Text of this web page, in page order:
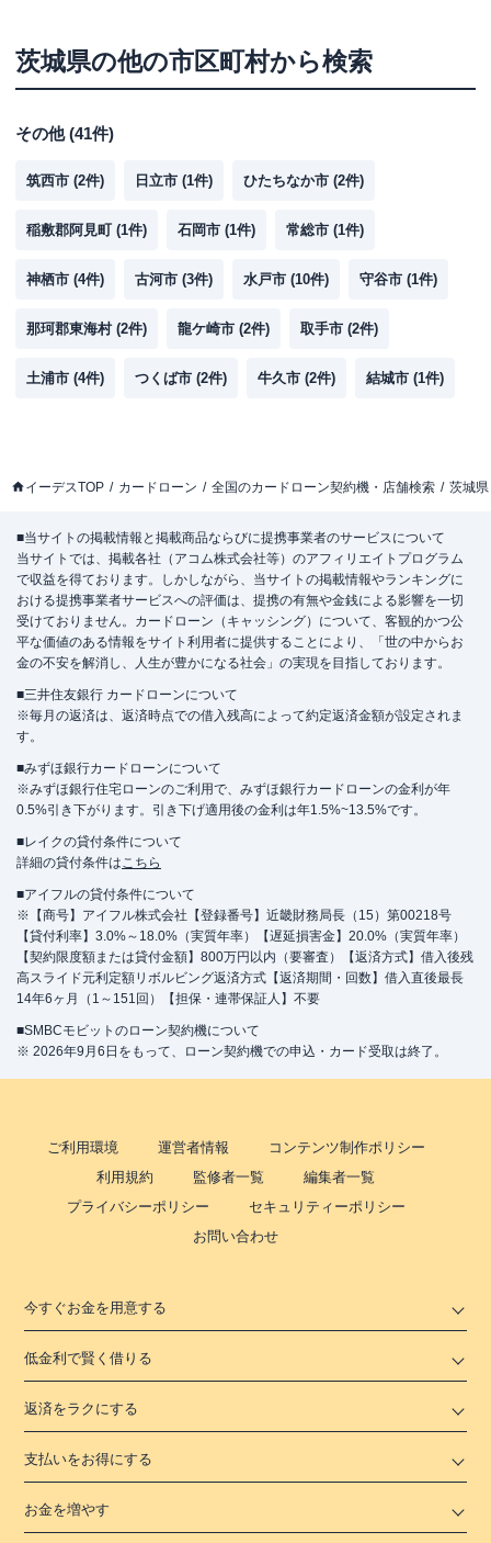
茨城県の他の市区町村から検索
その他(41件)
筑西市 (2件) 日立市 (1件) ひたちなか市 (2件)
稲敷郡阿見町 (1件) 石岡市 (1件) 常総市 (1件)
神栖市 (4件) 古河市 (3件) 水戸市 (10件) 守谷市 (1件)
那珂郡東海村(2件) 龍ケ崎市 (2件) 取手市 (2件)
土浦市 (4件) つくば市 (2件) 牛久市 (2件) 結城市 (1件)
イーデスTOP カードローン 全国のカードローン契約機・店舗検索 茨城県
■当サイトの掲載情報と掲載商品ならびに提携事業者のサービスについて
当サイトでは、掲載各社（アコム株式会社等）のアフィリエイトプログラム
で収益を得ております。しかしながら、当サイトの掲載情報やランキングに
おける提携事業者サービスへの評価は、提携の有無や金銭による影響を一切
受けておりません。カードローン（キャッシング）について、客観的かつ公
平な価値のある情報をサイト利用者に提供することにより、「世の中からお
金の不安を解消し、人生が豊かになる社会」の実現を目指しております。
■三井住友銀行 カードローンについて
※毎月の返済は、返済時点での借入残高によって約定返済金額が設定されま
す。
■みずほ銀行カードローンについて
※みずほ銀行住宅ローンのご利用で、みずほ銀行カードローンの金利が年
0.5%引き下がります。引き下げ適用後の金利は年1.5%~13.5%です。
■レイクの貸付条件について
詳細の貸付条件はこちら
■アイフルの貸付条件について
※【商号】アイフル株式会社【登録番号】近畿財務局長（15）第00218号
【貸付利率】3.0%～18.0%（実質年率）【遅延損害金】20.0%（実質年率）
【契約限度額または貸付金額】800万円以内（要審査）【返済方式】借入後残
高スライド元利定額リボルビング返済方式【返済期間・回数】借入直後最長
14年6ヶ月（1～151回）【担保・連帯保証人】不要
■SMBCモビットのローン契約機について
※ 2026年9月6日をもって、ローン契約機での申込・カード受取は終了。
ご利用環境 運営者情報
コンテンツ制作ポリシー
利用規約
監修者一覧
編集者一覧
プライバシーポリシー
セキュリティーポリシー
お問い合わせ
今すぐお金を用意する
低金利で賢く借りる
返済をラクにする
支払いをお得にする
お金を増やす